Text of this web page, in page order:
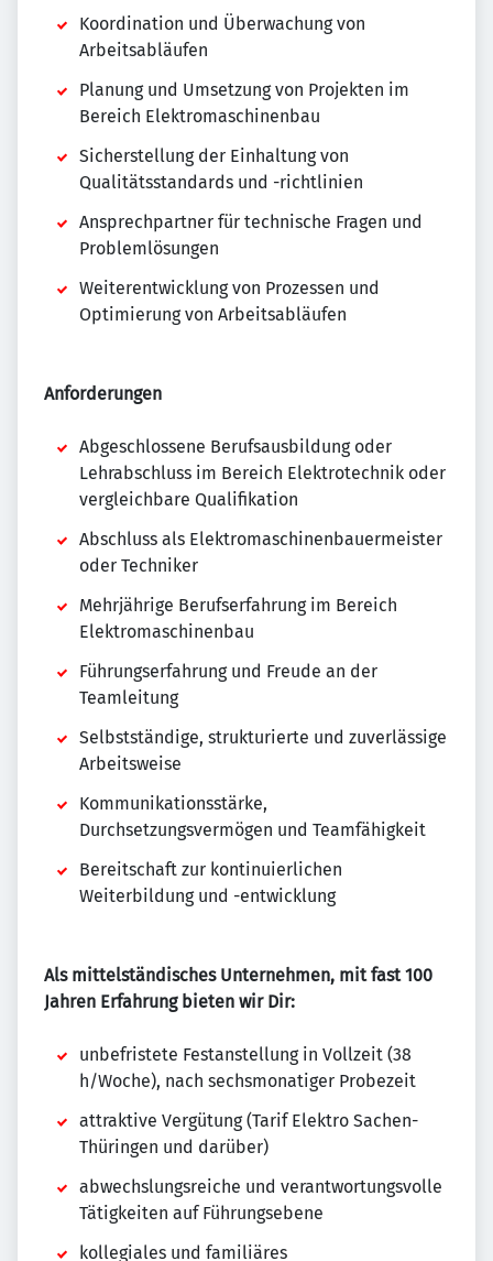
Koordination und Überwachung von
Arbeitsabläufen
Planung und Umsetzung von Projekten im
Bereich Elektromaschinenbau
Sicherstellung der Einhaltung von
Qualitätsstandards und -richtlinien
Ansprechpartner für technische Fragen und
Problemlösungen
Weiterentwicklung von Prozessen und
Optimierung von Arbeitsabläufen
Anforderungen
Abgeschlossene Berufsausbildung oder
Lehrabschluss im Bereich Elektrotechnik oder
vergleichbare Qualifikation
Abschluss als Elektromaschinenbauermeister
oder Techniker
Mehrjährige Berufserfahrung im Bereich
Elektromaschinenbau
Führungserfahrung und Freude an der
Teamleitung
Selbstständige, strukturierte und zuverlässige
Arbeitsweise
Kommunikationsstärke,
Durchsetzungsvermögen und Teamfähigkeit
Bereitschaft zur kontinuierlichen
Weiterbildung und -entwicklung
Als mittelständisches Unternehmen, mit fast 100
Jahren Erfahrung bieten wir Dir:
unbefristete Festanstellung in Vollzeit (38
h/Woche), nach sechsmonatiger Probezeit
attraktive Vergütung (Tarif Elektro Sachen-
Thüringen und darüber)
abwechslungsreiche und verantwortungsvolle
Tätigkeiten auf Führungsebene
kollegiales und familiäres